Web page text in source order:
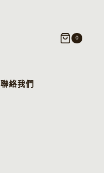
0
聯絡我們